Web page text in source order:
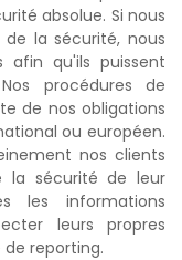
absolue. Si nous
la sécurité, nous
afin qu'ils puissent
procédures de
de nos obligations
ou européen.
nos clients
la sécurité de leur
les informations
leurs propres
reporting.